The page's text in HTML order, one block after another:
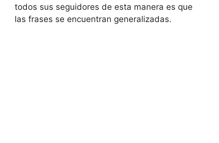
todos sus seguidores de esta manera es que
las frases se encuentran generalizadas.